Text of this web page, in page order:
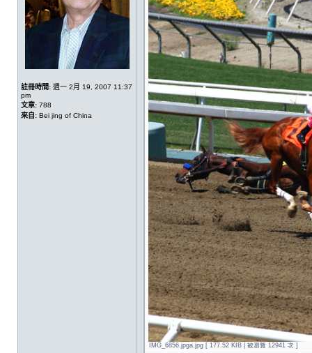
註冊時間: 週一 2月 19, 2007 11:37
pm
文章: 788
來自: Bei jing of China
IMG_6856.jpga.jpg [ 177.52 KIB | 被瀏覽 12941 次 ]